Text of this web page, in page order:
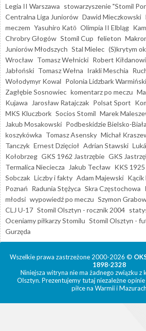
Legia II Warszawa stowarzyszenie "Stomil
Centralna Liga Juniorów Dawid Mieczkowski
meczem Yasuhiro Katō Olimpia II Elbląg
Chrobry Głogów Stomil Cup felieton
Juniorów Młodszych Stal Mielec (S)krytym
Wrocław Tomasz Wełnicki Robert
Jabłoński Tomasz Wełna Irakli Meschia
Wołodymyr Kowal Polonia Lidzbark Warmiński
Zagłębie Sosnowiec komentarz po meczu
Kujawa
Jarosław Ratajczak Polsat Sport
MKS Kluczbork Socios Stomil Marek
Jakub Mosakowski Podbeskidzie Bielsko-Biała
koszykówka Tomasz Asensky Michał
Tanczyk Ernest Dzięcioł Adrian Stawski
Kołobrzeg GKS 1962 Jastrzębie GKS
Termalica Nieciecza
Jakub Tecław KKS
Sobczak Liczby i fakty Adam Majewski Kącik
Poznań Radunia Stężyca Skra Częstochowa
młodsi wypowiedź po meczu Szymon
CLJ U-17 Stomil Olsztyn - rocznik 2004
Oceniamy piłkarzy Stomilu Stomil Olsztyn -
Gurzęda
Wszelkie prawa zastrzeżone 2000-2026 ©
1898-2328
Niniejsza witryna nie ma żadnego związku z
Olsztyn. Prezentujemy tutaj niezależne
piłce na Warmii i Mazurach